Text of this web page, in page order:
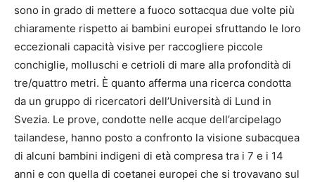
sono in grado di mettere a fuoco sottacqua due volte più
chiaramente rispetto ai bambini europei sfruttando le loro
eccezionali capacità visive per raccogliere piccole
conchiglie, molluschi e cetrioli di mare alla profondità di
tre/quattro metri. È quanto afferma una ricerca condotta
da un gruppo di ricercatori dell’Università di Lund in
Svezia. Le prove, condotte nelle acque dell’arcipelago
tailandese, hanno posto a confronto la visione subacquea
di alcuni bambini indigeni di età compresa tra i 7 e i 14
anni e con quella di coetanei europei che si trovavano sul